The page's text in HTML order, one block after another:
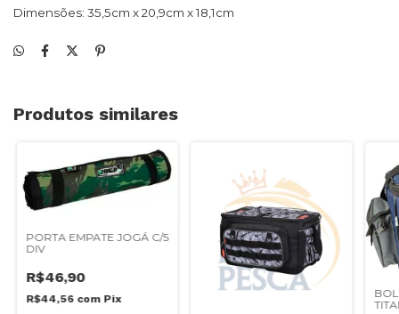
Dimensões: 35,5cm x 20,9cm x 18,1cm
Produtos similares
PORTA EMPATE JOGÁ C/5
DIV
R$46,90
R$44,56 com Pix